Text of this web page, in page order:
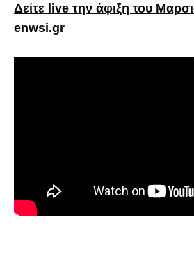
Δείτε live την άφιξη του
enwsi.gr